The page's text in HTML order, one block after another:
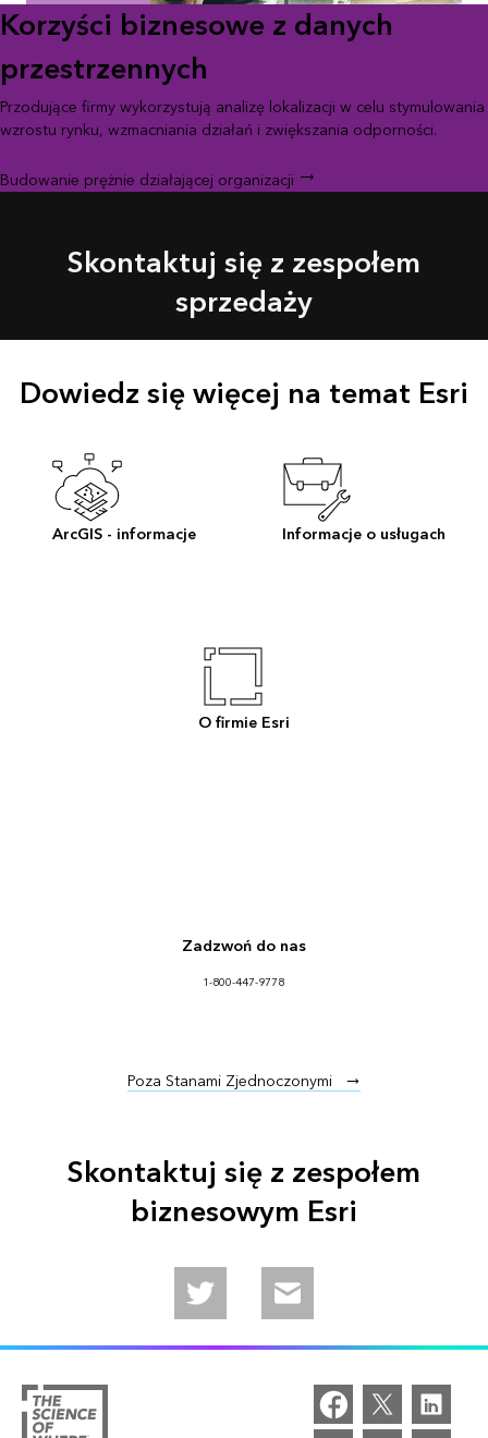
Korzyści biznesowe z danych
przestrzennych
Przodujące firmy wykorzystują analizę lokalizacji w celu stymulowania
wzrostu rynku, wzmacniania działań i zwiększania odporności.
Budowanie prężnie działającej organizacji
Skontaktuj się z zespołem
sprzedaży
Dowiedz się więcej na temat Esri
ArcGIS - informacje Informacje o usługach
O firmie Esri
Zadzwoń do nas
1-800-447-9778
Poza Stanami Zjednoczonymi
Skontaktuj się z zespołem
biznesowym Esri
Follow us on Twitter
Email us